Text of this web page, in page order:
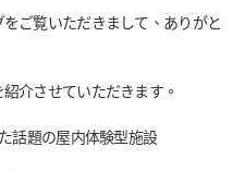
ご覧いただきまして、ありがと
介させていただきます。
話題の屋内体験型施設